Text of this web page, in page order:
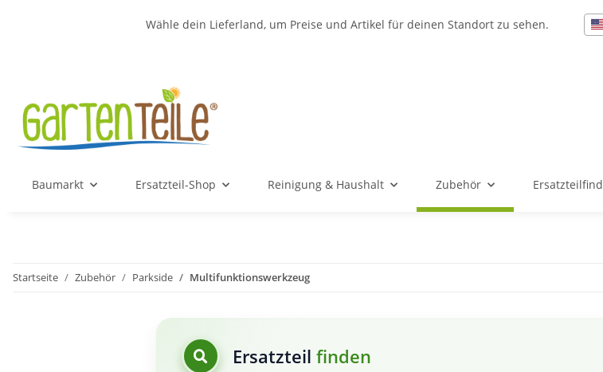
Wähle dein Lieferland, um Preise und Artikel für deinen Standort zu sehen.
Baumarkt Ersatzteil-Shop Reinigung & Haushalt Zubehör
Startseite Zubehör Parkside Multifunktionswerkzeug
Ersatzteil finden